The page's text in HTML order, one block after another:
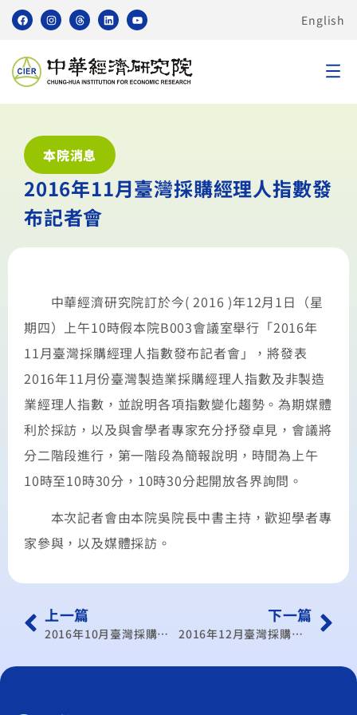
English
本院消息
2016年11月臺灣採購經理人指數發
布記者會
中華經濟研究院訂於今( 2016 )年12月1日（星
期四）上午10時假本院B003會議室舉行「2016年
11月臺灣採購經理人指數發布記者會」，將發表
2016年11月份臺灣製造業採購經理人指數及非製造
業經理人指數，並說明各項指數變化趨勢。為期媒體
利於採訪，以及與會學者專家充分抒發卓見，會議將
分二階段進行，第一階段為簡報說明，時間為上午
10時至10時30分，10時30分起開放各界詢問。
本次記者會由本院吳院長中書主持，歡迎學者專
家參與，以及媒體採訪。
上一篇
2016年10月臺灣採購經理人指數發布記者會
下一篇
2016年12月臺灣採購經理人指數發布記者會